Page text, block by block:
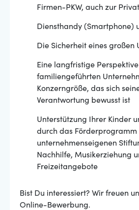
Firmen-PKW, auch zur
Diensthandy (Smartphone)
Die Sicherheit eines großen
Eine langfristige
familiengeführten
Konzerngröße, das sich
Verantwortung bewusst ist
Unterstützung Ihrer Kinder
durch das Förderprogramm
unternehmenseigenen
Nachhilfe, Musikerziehung
Freizeitangebote
Bist Du interessiert? Wir freuen
Online-Bewerbung.